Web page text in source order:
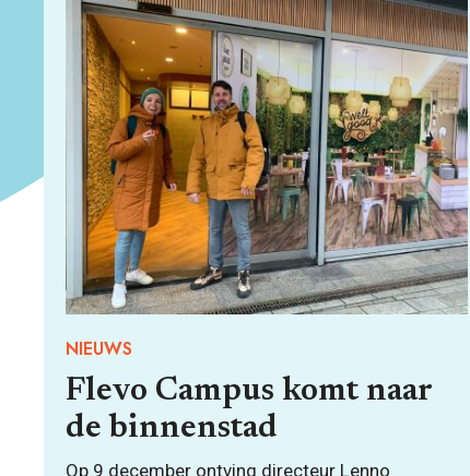
NIEUWS
Flevo Campus komt naar
de binnenstad
Op 9 december ontving directeur Lenno